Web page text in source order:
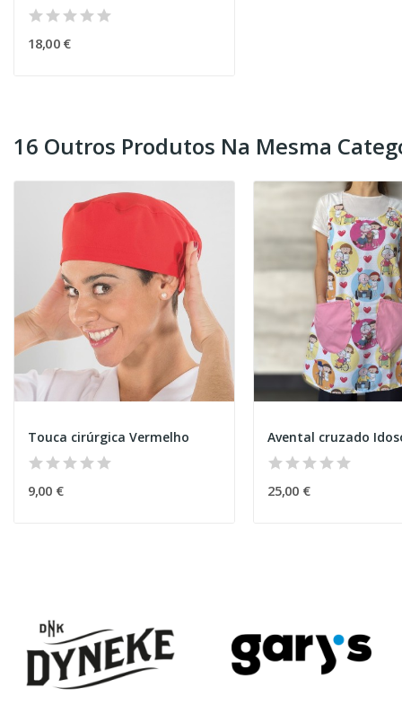
18,00 €
16 Outros Produtos Na Mesma
Touca cirúrgica Vermelho
9,00 €
Avental cruzado
25,00 €